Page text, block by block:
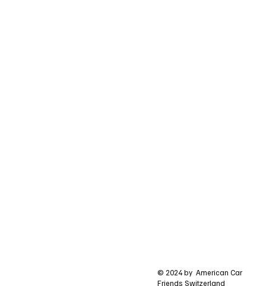
© 2024 by American Car
Friends Switzerland